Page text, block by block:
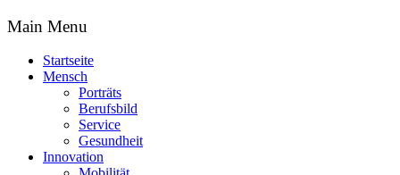
Main Menu
Startseite
Mensch
Porträts
Berufsbild
Service
Gesundheit
Innovation